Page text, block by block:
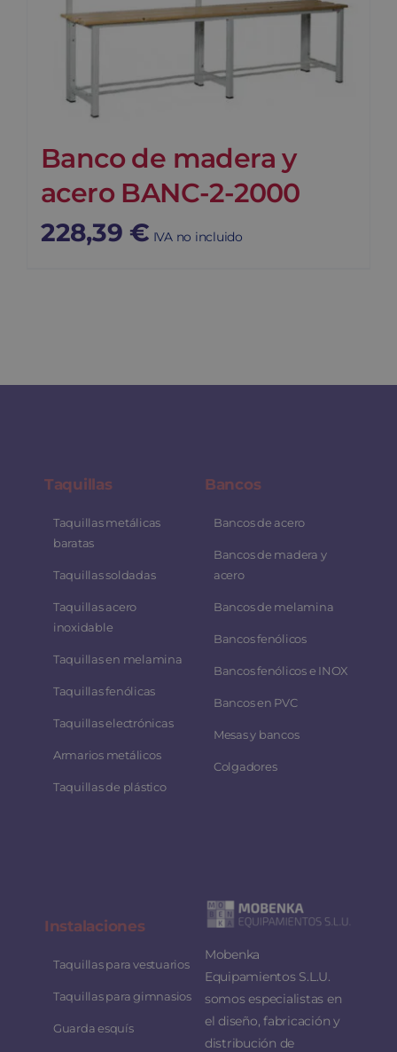
Banco de madera y
acero BANC-2-2000
228,39 € IVA no incluido
Taquillas
Taquillas metálicas
baratas
Taquillas soldadas
Taquillas acero
inoxidable
Taquillas en melamina
Taquillas fenólicas
Taquillas electrónicas
Armarios metálicos
Taquillas de plástico
Bancos
Bancos de acero
Bancos de madera y
acero
Bancos de melamina
Bancos fenólicos
Bancos fenólicos e INOX
Bancos en PVC
Mesas y bancos
Colgadores
Instalaciones
Taquillas para vestuarios
Taquillas para gimnasios
Guarda esquís
Mobenka
Equipamientos S.L.U.
somos especialistas en
el diseño, fabricación y
distribución de